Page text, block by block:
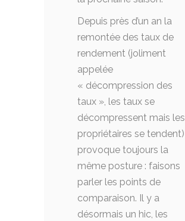
Depuis près d’un an la
remontée des taux de
rendement (joliment
appelée
« décompression des
taux », les taux se
décompressent mais les
propriétaires se tendent)
provoque toujours la
même posture : faisons
parler les points de
comparaison. Il y a
désormais un hic, les